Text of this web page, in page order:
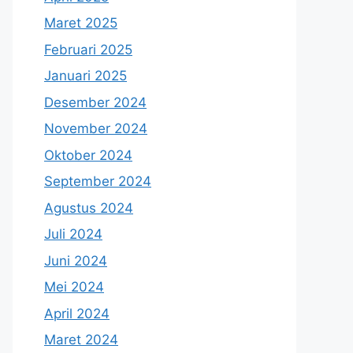
Maret 2025
Februari 2025
Januari 2025
Desember 2024
November 2024
Oktober 2024
September 2024
Agustus 2024
Juli 2024
Juni 2024
Mei 2024
April 2024
Maret 2024